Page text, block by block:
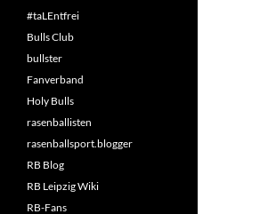
#taLEntfrei
Bulls Club
bullster
Fanverband
Holy Bulls
rasenballisten
rasenballsport.blogger
RB Blog
RB Leipzig Wiki
RB-Fans